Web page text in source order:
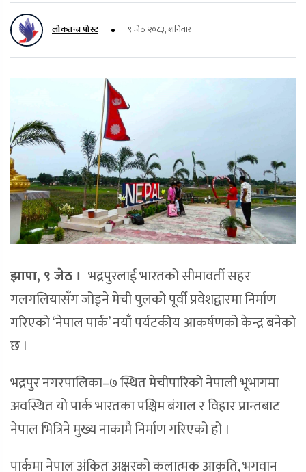
लोकतन्त्र पोस्ट ९ जेठ २०८३, शनिवार
झापा, ९ जेठ । भद्रपुरलाई भारतको सीमावर्ती सहर
गलगलियासँग जोड्ने मेची पुलको पूर्वी प्रवेशद्वारमा निर्माण
गरिएको ‘नेपाल पार्क’ नयाँ पर्यटकीय आकर्षणको केन्द्र बनेको
छ ।
भद्रपुर नगरपालिका–७ स्थित मेचीपारिको नेपाली भूभागमा
अवस्थित यो पार्क भारतका पश्चिम बंगाल र विहार प्रान्तबाट
नेपाल भित्रिने मुख्य नाकामै निर्माण गरिएको हो ।
पार्कमा नेपाल अंकित अक्षरको कलात्मक आकृति, भगवान